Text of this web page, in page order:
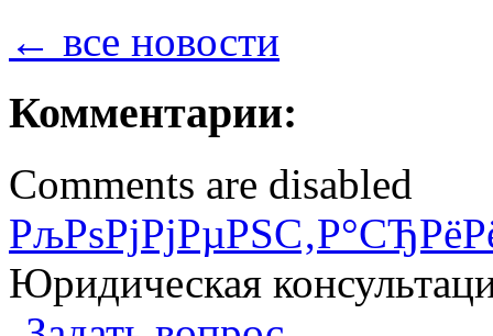
← все новости
Комментарии:
Comments are disabled
Юридическая